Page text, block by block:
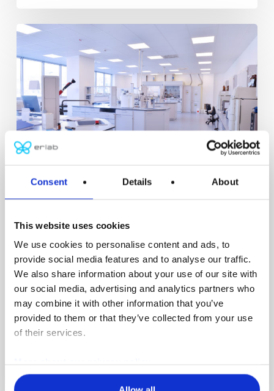
Consent Details About
This website uses cookies
We use cookies to personalise content and ads, to
provide social media features and to analyse our traffic.
We also share information about your use of our site with
our social media, advertising and analytics partners who
may combine it with other information that you’ve
provided to them or that they’ve collected from your use
of their services.
Cómo
impacto
medioambiental
de
los
laboratorios
filtración
del
Química
Cómo reducir el impacto medioambiental
de los laboratorios con la filtración del
Los laboratorios son esenciales para la
investigación científica y el desarrollo de
nuevas tecnologías, pero…
2 diciembre 2024